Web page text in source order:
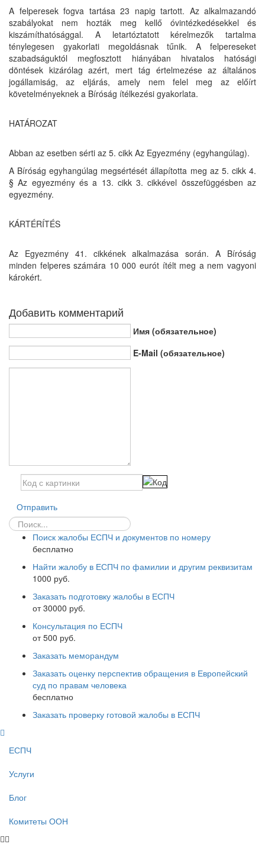
A felperesek fogva tartása 23 napig tartott. Az alkalmazandó
szabályokat nem hozták meg kellő óvintézkedésekkel és
kiszámíthatósággal. A letartóztatott kérelmezők tartalma
ténylegesen gyakorlati megoldásnak tűnik. A felpereseket
szabadságuktól megfosztott hiányában hivatalos hatósági
döntések kizárólag azért, mert tág értelmezése az általános
jogállamiság, az eljárás, amely nem felel meg az előírt
követelményeknek a Bíróság ítélkezési gyakorlata.
HATÁROZAT
Abban az esetben sérti az 5. cikk Az Egyezmény (egyhangúlag).
A Bíróság egyhangúlag megsértését állapította meg az 5. cikk 4.
§ Az egyezmény és a 13. cikk 3. cikkével összefüggésben az
egyezmény.
KÁRTÉRÍTÉS
Az Egyezmény 41. cikkének alkalmazása során. A Bíróság
minden felperes számára 10 000 eurót ítélt meg a nem vagyoni
károkért.
Добавить комментарий
Имя (обязательное)
E-Mail (обязательное)
Отправить
Поиск жалобы ЕСПЧ и документов по номеру
бесплатно
Найти жалобу в ЕСПЧ по фамилии и другим реквизитам
1000 руб.
Заказать подготовку жалобы в ЕСПЧ
от 30000 руб.
Консультация по ЕСПЧ
от 500 руб.
Заказать меморандум
Заказать оценку перспектив обращения в Европейский
суд по правам человека
бесплатно
Заказать проверку готовой жалобы в ЕСПЧ
ЕСПЧ
Услуги
Блог
Комитеты ООН